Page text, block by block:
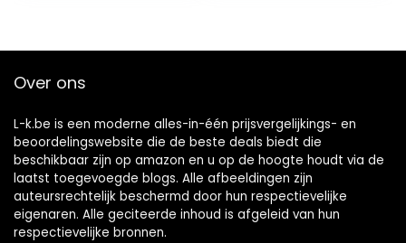
Over ons
L-k.be is een moderne alles-in-één prijsvergelijkings- en
beoordelingswebsite die de beste deals biedt die
beschikbaar zijn op amazon en u op de hoogte houdt via de
laatst toegevoegde blogs. Alle afbeeldingen zijn
auteursrechtelijk beschermd door hun respectievelijke
eigenaren. Alle geciteerde inhoud is afgeleid van hun
respectievelijke bronnen.